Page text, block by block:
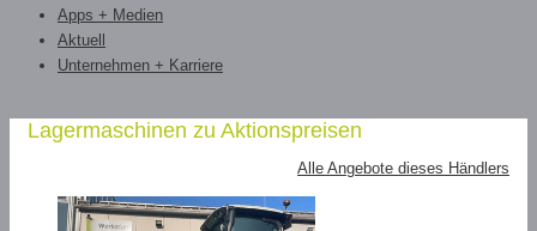
Apps + Medien
Aktuell
Unternehmen + Karriere
Lagermaschinen zu Aktionspreisen
Alle Angebote dieses Händlers